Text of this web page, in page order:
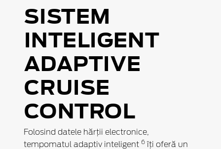
SISTEM
INTELIGENT
ADAPTIVE
CRUISE
CONTROL
Folosind datele hărții electronice,
tempomatul adaptiv inteligent 6 îți oferă un